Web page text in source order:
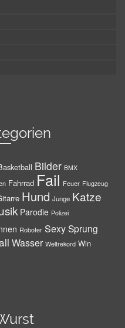
Bilder BMX
Fahrrad Fail Feuer Flugzeug
Hund Junge Katze
Parodie Polizei
Roboter SexySprung
Wasser Weltrekord Win